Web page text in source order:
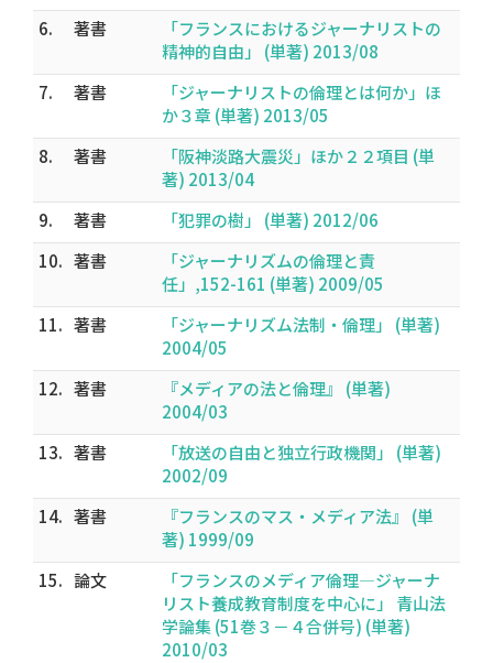
6.
著書
「フランスにおけるジャーナリストの
精神的自由」 (単著) 2013/08
7.
著書
「ジャーナリストの倫理とは何か」ほ
か３章 (単著) 2013/05
8.
著書
「阪神淡路大震災」ほか２２項目 (単
著) 2013/04
9.
著書
「犯罪の樹」 (単著) 2012/06
10. 著書
「ジャーナリズムの倫理と責
任」,152-161 (単著) 2009/05
11. 著書
「ジャーナリズム法制・倫理」 (単著)
2004/05
12. 著書
『メディアの法と倫理』 (単著)
2004/03
13. 著書
「放送の自由と独立行政機関」 (単著)
2002/09
14. 著書
『フランスのマス・メディア法』 (単
著) 1999/09
15. 論文
「フランスのメディア倫理―ジャーナ
リスト養成教育制度を中心に」 青山法
学論集 (51巻３－４合併号) (単著)
2010/03